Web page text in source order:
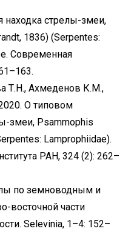
находка стрелы-змеи,
1836) (Serpentes:
Современная
Т.Н., Ахмеденов К.М.,
О типовом
змеи, Psammophis
Lamprophiidae).
РАН, 324 (2): 262–
по земноводным и
восточной части
Selevinia, 1–4: 152–